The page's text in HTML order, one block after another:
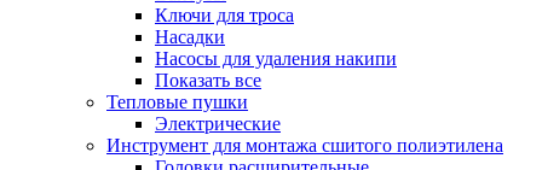
Ключи для троса
Насадки
Насосы для удаления накипи
Показать все
Тепловые пушки
Электрические
Инструмент для монтажа сшитого полиэтилена